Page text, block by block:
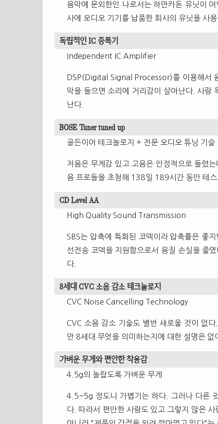
음악에 문외한인 나로서는 하만카돈 유닛이
사에 오디오 기기를 납품한 회사의 유닛을 사
독립적인 IC 증폭기
Independent IC Amplifier
DSP(Digital Signal Processor)를 이용해서
악을 들으면 소리에 거리감이 살아난다. 사람
난다.
BOSE Tuner tuned up
골든이어 테크놀로지 + 전문 오디오 튜닝 기슬
저음은 무게감 있고 고음은 안정적으로 들렸
음 프로들을 초청해 138일 189시간 동안 테
CD Level AA
High Quality Sound Transmission
SBS는 압축에 특화된 코덱이라 압축률은 좋
선전송 코덱을 지원함으로서 음질 손실을 줄
다.
8세대 CVC 소음 감소 테크놀로지
CVC Noise Cancelling Technology
CVC 소음 감소 기술도 별반 새로울 것이 없
만 8세대 무엇을 의미하는지에 대한 설명은 없
가벼운 무게와 편안한 착용감
4.5g의 놀랍도록 가벼운 무게
4.5~5g 정도니 가볍기는 하다. 그러나 다른
다. 따라서 편안한 사람도 있고 그렇지 않은